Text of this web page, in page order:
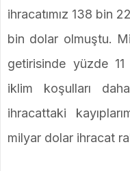
ihracatımız 138 bin
bin dolar olmuştu.
getirisinde yüzde 11
iklim koşulları
ihracattaki
milyar dolar ihracat